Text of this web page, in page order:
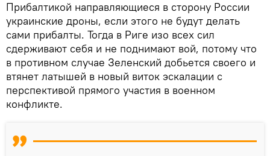
Прибалтикой направляющиеся в сторону России
украинские дроны, если этого не будут делать
сами прибалты. Тогда в Риге изо всех сил
сдерживают себя и не поднимают вой, потому что
в противном случае Зеленский добьется своего и
втянет латышей в новый виток эскалации с
перспективой прямого участия в военном
конфликте.